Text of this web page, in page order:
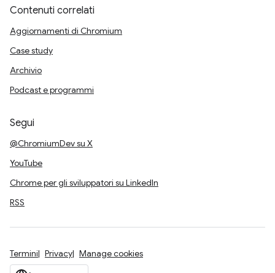
Contenuti correlati
Aggiornamenti di Chromium
Case study
Archivio
Podcast e programmi
Segui
@ChromiumDev su X
YouTube
Chrome per gli sviluppatori su LinkedIn
RSS
Termini Privacy Manage cookies